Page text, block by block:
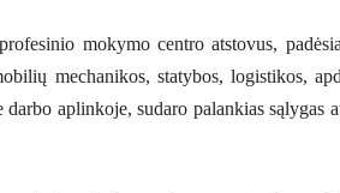
mokymo centro atstovus,
mechanikos, statybos, logistikos,
aplinkoje, sudaro palankias sąlygas